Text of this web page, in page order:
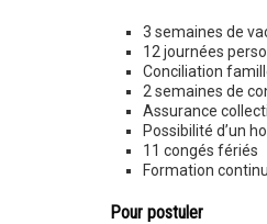
3 semaines de
12 journées
Conciliation
2 semaines de
Assurance
Possibilité d’un
11 congés fériés
Formation
Pour postuler